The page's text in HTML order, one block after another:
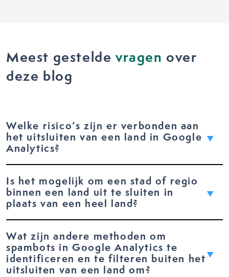
Meest gesteldevragen over
deze blog
Welke risico’s zijn er verbonden aan
het uitsluiten van een land in Google
Analytics?
Is het mogelijk om een stad of regio
binnen een land uit te sluiten in
plaats van een heel land?
Wat zijn andere methoden om
spambots in Google Analytics te
identificeren en te filteren buiten het
uitsluiten van een land om?